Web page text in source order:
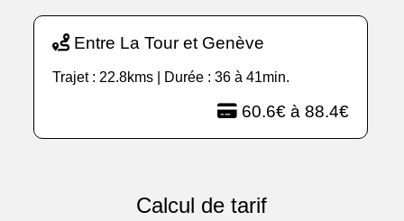
Entre La Tour et Genève
Trajet : 22.8kms | Durée : 36 à 41min.
60.6€ à 88.4€
Calcul de tarif